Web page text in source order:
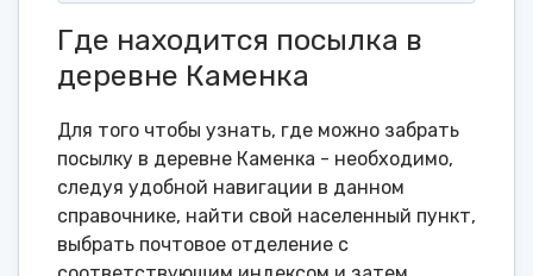
Где находится посылка в
деревне Каменка
Для того чтобы узнать, где можно забрать
посылку в деревне Каменка - необходимо,
следуя удобной навигации в данном
справочнике, найти свой населенный пункт,
выбрать почтовое отделение с